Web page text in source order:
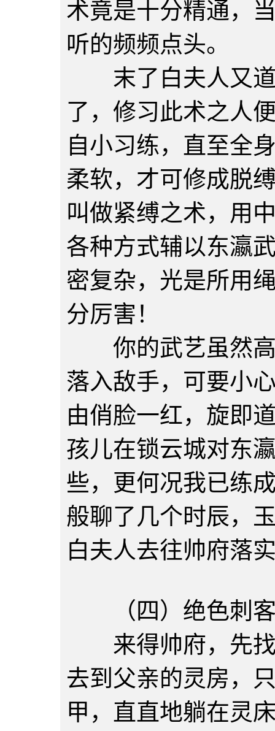
术竟是十分精通，
听的频频点头。
末了白夫人又道
了，修习此术之人
自小习练，直至全
柔软，才可修成脱
叫做紧缚之术，用
各种方式辅以东瀛
密复杂，光是所用
分厉害！
你的武艺虽然高
落入敌手，可要小
由俏脸一红，旋即
孩儿在锁云城对东
些，更何况我已练
般聊了几个时辰，
白夫人去往帅府落
（四）绝色刺
来得帅府，先找
去到父亲的灵房，
甲，直直地躺在灵